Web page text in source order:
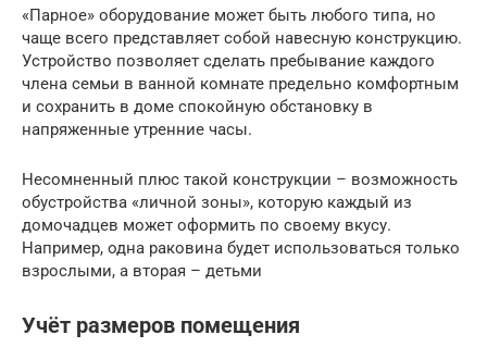
«Парное» оборудование может быть любого типа, но
чаще всего представляет собой навесную конструкцию.
Устройство позволяет сделать пребывание каждого
члена семьи в ванной комнате предельно комфортным
и сохранить в доме спокойную обстановку в
напряженные утренние часы.
Несомненный плюс такой конструкции – возможность
обустройства «личной зоны», которую каждый из
домочадцев может оформить по своему вкусу.
Например, одна раковина будет использоваться только
взрослыми, а вторая – детьми
Учёт размеров помещения